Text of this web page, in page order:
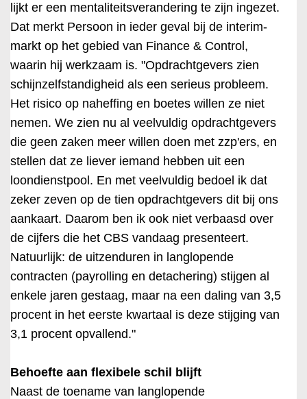
lijkt er een mentaliteitsverandering te zijn ingezet.
Dat merkt Persoon in ieder geval bij de interim-
markt op het gebied van Finance & Control,
waarin hij werkzaam is. "Opdrachtgevers zien
schijnzelfstandigheid als een serieus probleem.
Het risico op naheffing en boetes willen ze niet
nemen. We zien nu al veelvuldig opdrachtgevers
die geen zaken meer willen doen met zzp'ers, en
stellen dat ze liever iemand hebben uit een
loondienstpool. En met veelvuldig bedoel ik dat
zeker zeven op de tien opdrachtgevers dit bij ons
aankaart. Daarom ben ik ook niet verbaasd over
de cijfers die het CBS vandaag presenteert.
Natuurlijk: de uitzenduren in langlopende
contracten (payrolling en detachering) stijgen al
enkele jaren gestaag, maar na een daling van 3,5
procent in het eerste kwartaal is deze stijging van
3,1 procent opvallend."
Behoefte aan flexibele schil blijft
Naast de toename van langlopende